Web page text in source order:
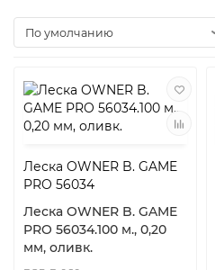
Леска OWNER B. GAME
PRO 56034
Леска OWNER B. GAME
PRO 56034.100 м., 0,20
мм, оливк.